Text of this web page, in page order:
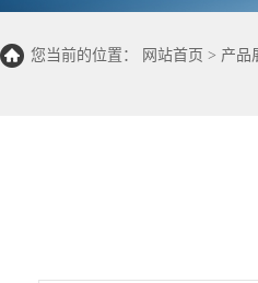
您当前的位置： 网站首页 > 产品